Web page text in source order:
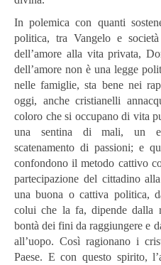
In polemica con quanti
politica, tra Vangelo e
dell’amore alla vita privata,
dell’amore non è una legge
nelle famiglie, sta bene nei
oggi, anche cristianelli
coloro che si occupano di vita
una sentina di mali, un
scatenamento di passioni; e
confondono il metodo cattivo
partecipazione del cittadino
una buona o cattiva politica,
colui che la fa, dipende dalla
bontà dei fini da raggiungere e
all’uopo. Così ragionano i
Paese. E con questo spirito,